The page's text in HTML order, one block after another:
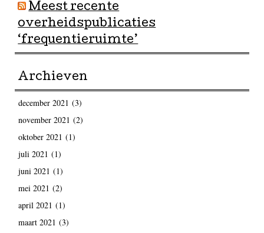
Meest recente
overheidspublicaties
‘frequentieruimte’
Archieven
december 2021 (3)
november 2021 (2)
oktober 2021 (1)
juli 2021 (1)
juni 2021 (1)
mei 2021 (2)
april 2021 (1)
maart 2021 (3)